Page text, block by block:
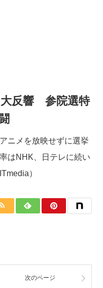
反響 参院選特
ニメを放映せずに選挙
はNHK、日テレに続い
）
次のページ